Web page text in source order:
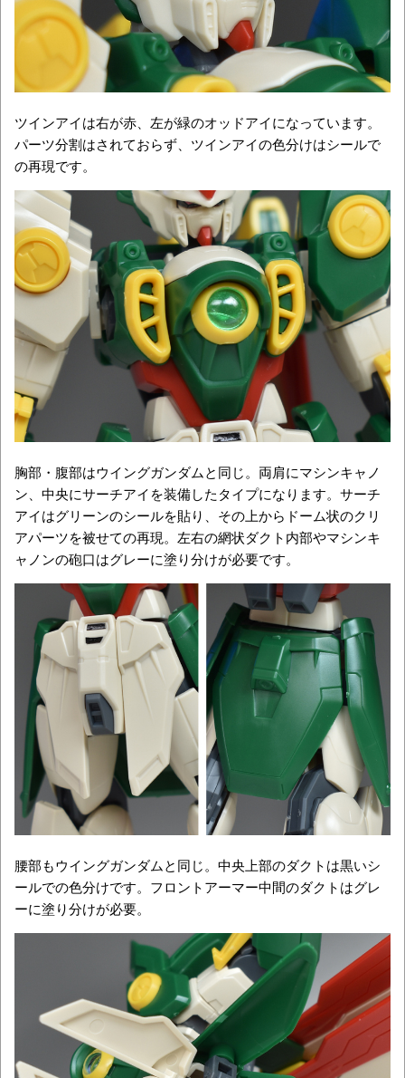
ツインアイは右が赤、左が緑のオッドアイになっています。
パーツ分割はされておらず、ツインアイの色分けはシールで
の再現です。
胸部・腹部はウイングガンダムと同じ。両肩にマシンキャノ
ン、中央にサーチアイを装備したタイプになります。サーチ
アイはグリーンのシールを貼り、その上からドーム状のクリ
アパーツを被せての再現。左右の網状ダクト内部やマシンキ
ャノンの砲口はグレーに塗り分けが必要です。
腰部もウイングガンダムと同じ。中央上部のダクトは黒いシ
ールでの色分けです。フロントアーマー中間のダクトはグレ
ーに塗り分けが必要。